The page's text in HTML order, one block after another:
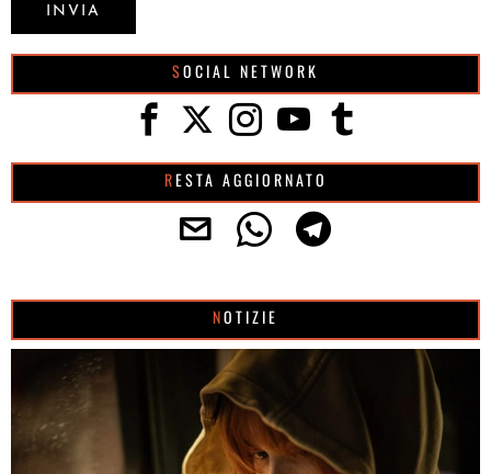
SOCIAL NETWORK
RESTA AGGIORNATO
NOTIZIE